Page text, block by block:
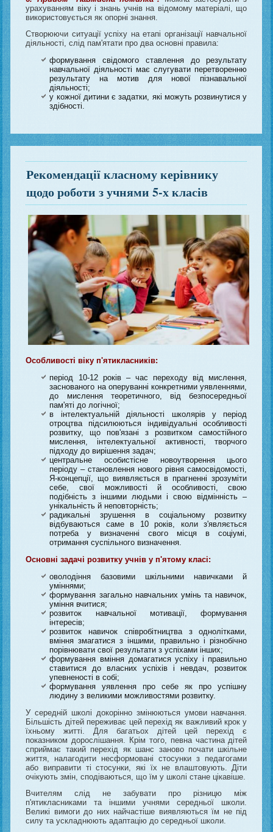
урахуванням віку і знань учнів на відомому матеріалі, що
використовується як опорні знання.
Створюючи ситуації успіху на етапі організації навчальної
діяльності, слід пам'ятати про два основні правила:
формування свідомого ставлення до результату
навчальної діяльності має слугувати перетворенню
результату на мотив для нової пізнавальної
діяльності;
у кожної дитини є задатки, які можуть розвинутися у
здібності.
Рекомендації класному керівнику
щодо роботи з учнями 5-х класів
Особливості віку п'ятикласників:
період 10-12 років – час переходу від мислення,
заснованого на оперуванні конкретними уявленнями,
до мислення теоретичного, від безпосередньої
пам'яті до логічної;
в інтелектуальній діяльності школярів у період
отроцтва підсилюються індивідуальні особливості
розвитку, що пов'язані з розвитком самостійного
мислення, інтелектуальної активності, творчого
підходу до вирішення задач;
центральне особистісне новоутворення цього
періоду – становлення нового рівня самосвідомості,
Я-концепції, що виявляється в прагненні зрозуміти
себе, свої можливості й особливості, свою
подібність з іншими людьми і свою відмінність –
унікальність й неповторність;
радикальні зрушення в соціальному розвитку
відбуваються саме в 10 років, коли з'являється
потреба у визначенні свого місця в соціумі,
отримання суспільного визначення.
Основні задачі розвитку учнів у п'ятому класі:
оволодіння базовими шкільними навичками й
уміннями;
формування загально навчальних умінь та навичок,
уміння вчитися;
розвиток навчальної мотивації, формування
інтересів;
розвиток навичок співробітництва з однолітками,
вміння змагатися з іншими, правильно і різнобічно
порівнювати свої результати з успіхами інших;
формування вміння домагатися успіху і правильно
ставитися до власних успіхів і невдач, розвиток
упевненості в собі;
формування уявлення про себе як про успішну
людину з великими можливостями розвитку.
У середній школі докорінно змінюються умови навчання.
Більшість дітей переживає цей перехід як важливий крок у
їхньому житті. Для багатьох дітей цей перехід є
показником дорослішання. Крім того, певна частина дітей
сприймає такий перехід як шанс заново почати шкільне
життя, налагодити несформовані стосунки з педагогами
або виправити ті стосунки, які їх не влаштовують. Діти
очікують змін, сподіваються, що їм у школі стане цікавіше.
Вчителям слід не забувати про різницю між
п'ятикласниками та іншими учнями середньої школи.
Великі вимоги до них найчастіше виявляються їм не під
силу та ускладнюють адаптацію до середньої школи.